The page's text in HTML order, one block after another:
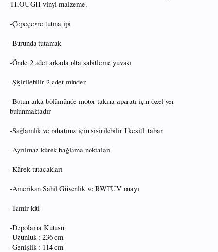
THOUGH vinyl malzeme.
-Çepeçevre tutma ipi
-Burunda tutamak
-Önde 2 adet arkada olta sabitleme yuvası
-Şişirilebilir 2 adet minder
-Botun arka bölümünde motor takma aparatı için özel yer
bulunmaktadır
-Sağlamlık ve rahatınız için şişirilebilir I kesitli taban
-Ayrılmaz kürek bağlama noktaları
-Kürek tutacakları
-Amerikan Sahil Güvenlik ve RWTUV onayı
-Tamir kiti
-Depolama Kutusu
-Uzunluk : 236 cm
-Genişlik : 114 cm